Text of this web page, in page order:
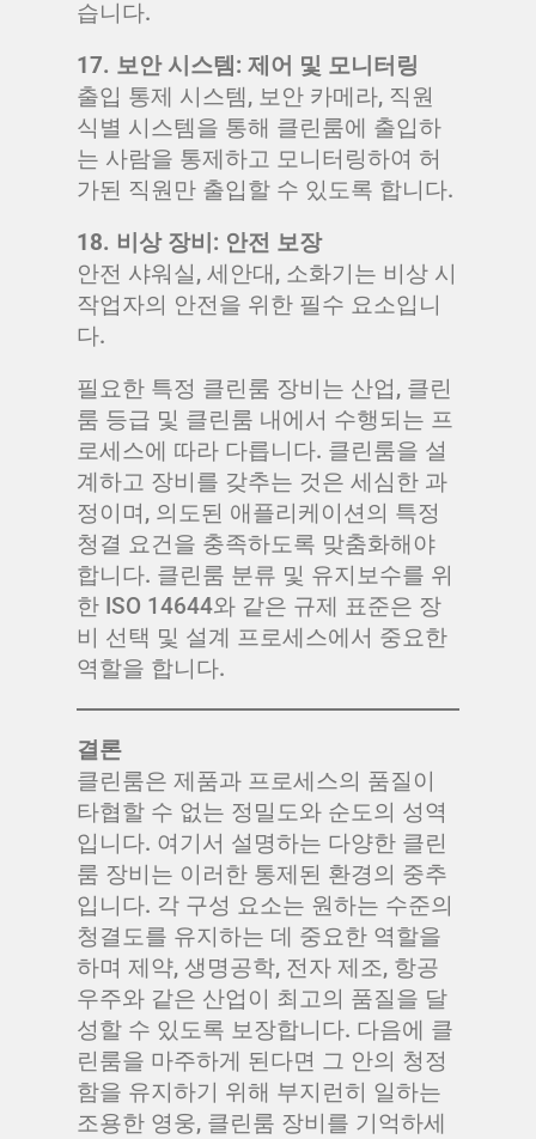
습니다.
17. 보안 시스템: 제어 및 모니터링
출입 통제 시스템, 보안 카메라, 직원
식별 시스템을 통해 클린룸에 출입하
는 사람을 통제하고 모니터링하여 허
가된 직원만 출입할 수 있도록 합니다.
18. 비상 장비: 안전 보장
안전 샤워실, 세안대, 소화기는 비상 시
작업자의 안전을 위한 필수 요소입니
다.
필요한 특정 클린룸 장비는 산업, 클린
룸 등급 및 클린룸 내에서 수행되는 프
로세스에 따라 다릅니다. 클린룸을 설
계하고 장비를 갖추는 것은 세심한 과
정이며, 의도된 애플리케이션의 특정
청결 요건을 충족하도록 맞춤화해야
합니다. 클린룸 분류 및 유지보수를 위
한 ISO 14644와 같은 규제 표준은 장
비 선택 및 설계 프로세스에서 중요한
역할을 합니다.
결론
클린룸은 제품과 프로세스의 품질이
타협할 수 없는 정밀도와 순도의 성역
입니다. 여기서 설명하는 다양한 클린
룸 장비는 이러한 통제된 환경의 중추
입니다. 각 구성 요소는 원하는 수준의
청결도를 유지하는 데 중요한 역할을
하며 제약, 생명공학, 전자 제조, 항공
우주와 같은 산업이 최고의 품질을 달
성할 수 있도록 보장합니다. 다음에 클
린룸을 마주하게 된다면 그 안의 청정
함을 유지하기 위해 부지런히 일하는
조용한 영웅, 클린룸 장비를 기억하세